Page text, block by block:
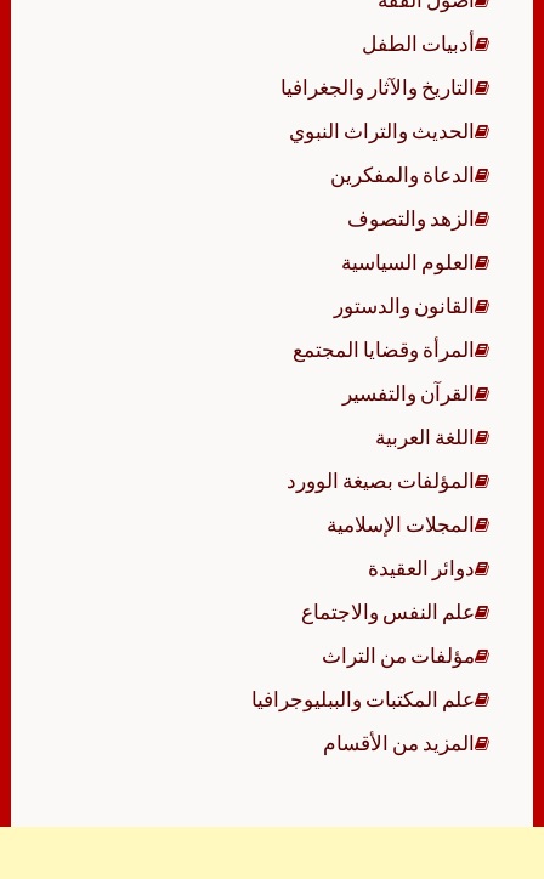
أدبيات الطفل
التاريخ والآثار والجغرافيا
الحديث والتراث النبوي
الدعاة والمفكرين
الزهد والتصوف
العلوم السياسية
القانون والدستور
المرأة وقضايا المجتمع
القرآن والتفسير
اللغة العربية
المؤلفات بصيغة الوورد
المجلات الإسلامية
دوائر العقيدة
علم النفس والاجتماع
مؤلفات من التراث
علم المكتبات والببليوجرافيا
المزيد من الأقسام